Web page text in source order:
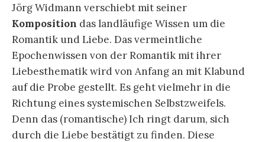
Jörg Widmann verschiebt mit seiner
Komposition das landläufige Wissen um die
Romantik und Liebe. Das vermeintliche
Epochenwissen von der Romantik mit ihrer
Liebesthematik wird von Anfang an mit Klabund
auf die Probe gestellt. Es geht vielmehr in die
Richtung eines systemischen Selbstzweifels.
Denn das (romantische) Ich ringt darum, sich
durch die Liebe bestätigt zu finden. Diese